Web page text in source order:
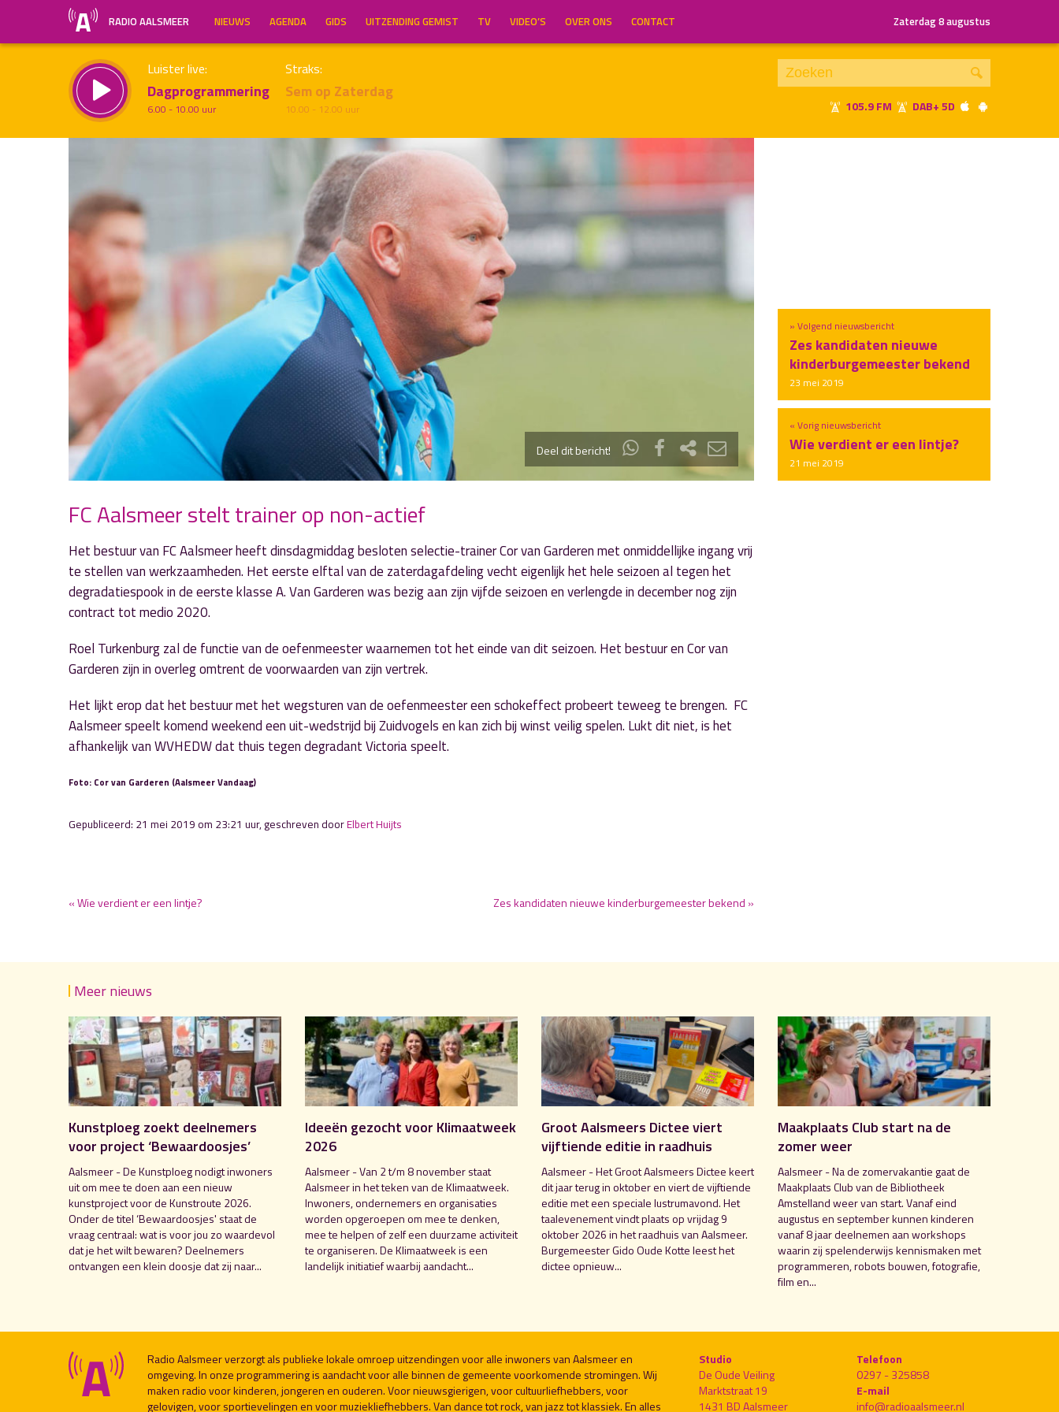
RADIO AALSMEER NIEUWS AGENDA GIDS UITZENDING GEMIST TV VIDEO’S OVER ONS CONTACT Zaterdag 8 augustus
Luister live:
Dagprogrammering
6.00 - 10.00 uur
Straks:
Sem op Zaterdag
10.00 - 12.00 uur 105.9 FM DAB+ 5D
Deel dit bericht!
« Vorig nieuwsbericht
Wie verdient er een lintje?
21 mei 2019
» Volgend nieuwsbericht
Zes kandidaten nieuwe
kinderburgemeester bekend
23 mei 2019
FC Aalsmeer stelt trainer op non-actief
Het bestuur van FC Aalsmeer heeft dinsdagmiddag besloten selectie-trainer Cor van Garderen met onmiddellijke ingang vrij
te stellen van werkzaamheden. Het eerste elftal van de zaterdagafdeling vecht eigenlijk het hele seizoen al tegen het
degradatiespook in de eerste klasse A. Van Garderen was bezig aan zijn vijfde seizoen en verlengde in december nog zijn
contract tot medio 2020.
Roel Turkenburg zal de functie van de oefenmeester waarnemen tot het einde van dit seizoen. Het bestuur en Cor van
Garderen zijn in overleg omtrent de voorwaarden van zijn vertrek.
Het lijkt erop dat het bestuur met het wegsturen van de oefenmeester een schokeffect probeert teweeg te brengen. FC
Aalsmeer speelt komend weekend een uit-wedstrijd bij Zuidvogels en kan zich bij winst veilig spelen. Lukt dit niet, is het
afhankelijk van WVHEDW dat thuis tegen degradant Victoria speelt.
Foto: Cor van Garderen (Aalsmeer Vandaag)
Gepubliceerd: 21 mei 2019 om 23:21 uur, geschreven doorElbert Huijts
« Wie verdient er een lintje? Zes kandidaten nieuwe kinderburgemeester bekend »
Meer nieuws
Kunstploeg zoekt deelnemers
voor project ‘Bewaardoosjes’
Aalsmeer - De Kunstploeg nodigt inwoners
uit om mee te doen aan een nieuw
kunstproject voor de Kunstroute 2026.
Onder de titel ‘Bewaardoosjes' staat de
vraag centraal: wat is voor jou zo waardevol
dat je het wilt bewaren? Deelnemers
ontvangen een klein doosje dat zij naar...
Ideeën gezocht voor Klimaatweek
2026
Aalsmeer - Van 2 t/m 8 november staat
Aalsmeer in het teken van de Klimaatweek.
Inwoners, ondernemers en organisaties
worden opgeroepen om mee te denken,
mee te helpen of zelf een duurzame activiteit
te organiseren. De Klimaatweek is een
landelijk initiatief waarbij aandacht...
Groot Aalsmeers Dictee viert
vijftiende editie in raadhuis
Aalsmeer - Het Groot Aalsmeers Dictee keert
dit jaar terug in oktober en viert de vijftiende
editie met een speciale lustrumavond. Het
taalevenement vindt plaats op vrijdag 9
oktober 2026 in het raadhuis van Aalsmeer.
Burgemeester Gido Oude Kotte leest het
dictee opnieuw...
Maakplaats Club start na de
zomer weer
Aalsmeer - Na de zomervakantie gaat de
Maakplaats Club van de Bibliotheek
Amstelland weer van start. Vanaf eind
augustus en september kunnen kinderen
vanaf 8 jaar deelnemen aan workshops
waarin zij spelenderwijs kennismaken met
programmeren, robots bouwen, fotografie,
film en...
Radio Aalsmeer verzorgt als publieke lokale omroep uitzendingen voor alle inwoners van Aalsmeer en
omgeving. In onze programmering is aandacht voor alle binnen de gemeente voorkomende stromingen. Wij
maken radio voor kinderen, jongeren en ouderen. Voor nieuwsgierigen, voor cultuurliefhebbers, voor
gelovigen, voor sportievelingen en voor muziekliefhebbers. Van dance tot rock, van jazz tot klassiek. En alles
Studio
De Oude Veiling
Marktstraat 19
1431 BD Aalsmeer
Telefoon
0297 - 325858
E-mail
info@radioaalsmeer.nl